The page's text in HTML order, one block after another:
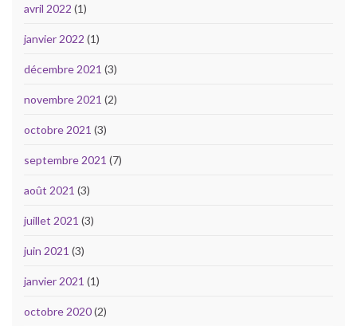
avril 2022 (1)
janvier 2022 (1)
décembre 2021 (3)
novembre 2021 (2)
octobre 2021 (3)
septembre 2021 (7)
août 2021 (3)
juillet 2021 (3)
juin 2021 (3)
janvier 2021 (1)
octobre 2020(2)